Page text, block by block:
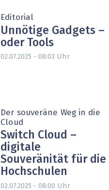
Editorial
Unnötige Gadgets –
oder Tools
02.07.2025 - 08:03 Uhr
Der souveräne Weg in die
Cloud
Switch Cloud –
digitale
Souveränität für die
Hochschulen
02.07.2025 - 08:00 Uhr